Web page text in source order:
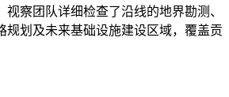
察团队详细检查了沿线的地界勘测、
规划及未来基础设施建设区域，覆盖贡